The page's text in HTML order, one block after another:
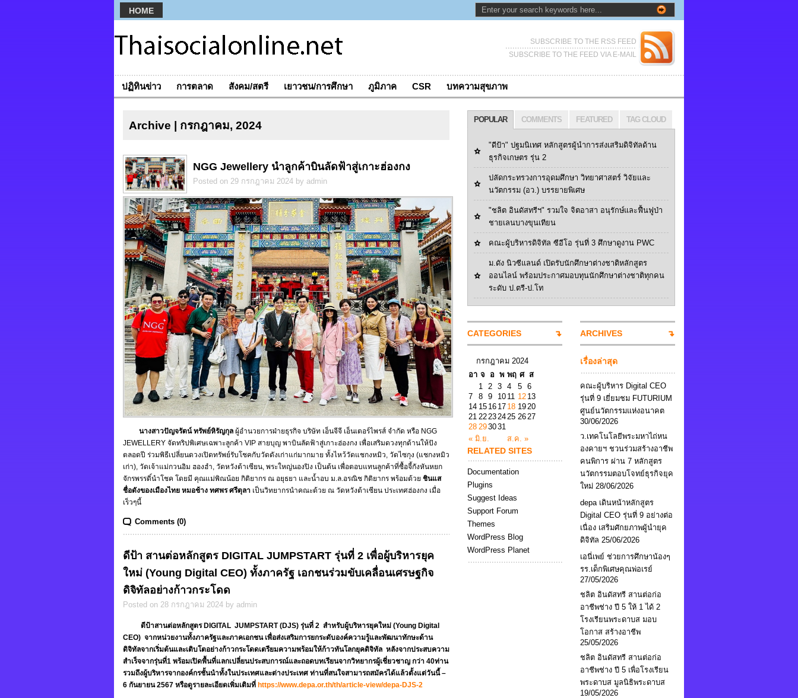
HOME
SUBSCRIBE TO THE RSS FEED
SUBSCRIBE TO THE FEED VIA E-MAIL
ปฏิทินข่าว การตลาด สังคม/สตรี เยาวชน/การศึกษา ภูมิภาค CSR บทความสุขภาพ
Archive | กรกฎาคม, 2024
NGG Jewellery นำลูกค้าบินลัดฟ้าสู่เกาะฮ่องกง
Posted on 29 กรกฎาคม 2024 by admin
นางสาวปัญจรัตน์ ทรัพย์หิรัญกุล ผู้อำนวยการฝ่ายธุรกิจ บริษัท เอ็นจีจี เอ็นเตอร์ไพรส์ จำกัด หรือ NGG
JEWELLERY จัดทริปพิเศษเฉพาะลูกค้า VIP สายบุญ พาบินลัดฟ้าสู่เกาะฮ่องกง เพื่อเสริมดวงทุกด้านให้ปัง
ตลอดปี ร่วมพิธีเปลี่ยนดวงเปิดทรัพย์รับโชคกับวัดดังเก่าแก่มากมาย ทั้งไหว้วัดแชกงหมิว, วัดไซกุง (แชกงหมิว
เก่า), วัดเจ้าแม่กวนอิม ฮองฮำ, วัดหวังต้าเซียน, พระใหญ่นองปิง เป็นต้น เพื่อตอบแทนลูกค้าที่ซื้อจี้กังหันหยก
จักรพรรดิ์นำโชค โดยมี คุณแม่พิณน้อย กิติยากร ณ อยุธยา และน้ำอบ ม.ล.อรณิช กิติยากร พร้อมด้วย ชินแส
ชื่อดังของเมืองไทย หมอช้าง ทศพร ศรีตุลา เป็นวิทยากรนำคณะด้วย ณ วัดหวังต้าเซียน ประเทศฮ่องกง เมื่อ
เร็วๆนี้
Comments (0)
ดีป้า สานต่อหลักสูตร DIGITAL JUMPSTART รุ่นที่ 2 เพื่อผู้บริหารยุค
ใหม่ (Young Digital CEO) ทั้งภาครัฐ เอกชนร่วมขับเคลื่อนเศรษฐกิจ
ดิจิทัลอย่างก้าวกระโดด
Posted on 28 กรกฎาคม 2024 by admin
ดีป้าสานต่อหลักสูตร DIGITAL JUMPSTART (DJS) รุ่นที่ 2 สำหรับผู้บริหารยุคใหม่ (Young Digital
CEO) จากหน่วยงานทั้งภาครัฐและภาคเอกชน เพื่อส่งเสริมการยกระดับองค์ความรู้และพัฒนาทักษะด้าน
ดิจิทัลจากเริ่มต้นและเติบโตอย่างก้าวกระโดดเตรียมความพร้อมให้ก้าวทันโลกยุคดิจิทัล หลังจากประสบความ
สำเร็จจากรุ่นที่1 พร้อมเปิดพื้นที่แลกเปลี่ยนประสบการณ์และถอดบทเรียนจากวิทยากรผู้เชี่ยวชาญ กว่า 40ท่าน
รวมถึงผู้บริหารจากองค์กรชั้นนำทั้งในประเทศและต่างประเทศ ท่านที่สนใจสามารถสมัครได้แล้วตั้งแต่วันนี้ –
6 กันยายน 2567 หรือดูรายละเอียดเพิ่มเติมที่ https://www.depa.or.th/th/article-view/depa-DJS-2
POPULAR COMMENTS FEATURED TAG CLOUD
"ดีป้า" ปฐมนิเทศ หลักสูตรผู้นำการส่งเสริมดิจิทัลด้าน
ธุรกิจเกษตร รุ่น 2
ปลัดกระทรวงการอุดมศึกษา วิทยาศาสตร์ วิจัยและ
นวัตกรรม (อว.) บรรยายพิเศษ
"ชลิต อินดัสทรีฯ" รวมใจ จิตอาสา อนุรักษ์และฟื้นฟูป่า
ชายเลนบางขุนเทียน
คณะผู้บริหารดิจิทัล ซีอีโอ รุ่นที่ 3 ศึกษาดูงาน PWC
ม.ดัง นิวซีแลนด์ เปิดรับนักศึกษาต่างชาติหลักสูตร
ออนไลน์ พร้อมประกาศมอบทุนนักศึกษาต่างชาติทุกคน
ระดับ ป.ตรี-ป.โท
CATEGORIES
กรกฎาคม 2024
อา จ อ พ พฤ ศ ส
« มิ.ย. ส.ค. »
1 2 3 4 5 6
7
8 9 10 11 12 13
14 15 16 17 18 1920
21 22232425 2627
28 293031
RELATED SITES
Documentation
Plugins
Suggest Ideas
Support Forum
Themes
WordPress Blog
WordPress Planet
ARCHIVES
เรื่องล่าสุด
คณะผู้บริหาร Digital CEO
รุ่นที่ 9 เยี่ยมชม FUTURIUM
ศูนย์นวัตกรรมแห่งอนาคต
30/06/2026
ว.เทคโนโลยีพระมหาไถ่หน
องคายฯ ชวนร่วมสร้างอาชีพ
คนพิการ ผ่าน 7 หลักสูตร
นวัตกรรมตอบโจทย์ธุรกิจยุค
ใหม่ 28/06/2026
depa เดินหน้าหลักสูตร
Digital CEO รุ่นที่ 9 อย่างต่อ
เนื่อง เสริมศักยภาพผู้นำยุค
ดิจิทัล 25/06/2026
เอนี่เพย์ ช่วยการศึกษาน้องๆ
รร.เด็กพิเศษคุณพ่อเรย์
27/05/2026
ชลิต อินดัสทรี สานต่อก่อ
อาชีพช่าง ปี 5 ให้ 1 ได้ 2
โรงเรียนพระดาบส มอบ
โอกาส สร้างอาชีพ
25/05/2026
ชลิต อินดัสทรี สานต่อก่อ
อาชีพช่าง ปี 5 เพื่อโรงเรียน
พระดาบส มูลนิธิพระดาบส
19/05/2026